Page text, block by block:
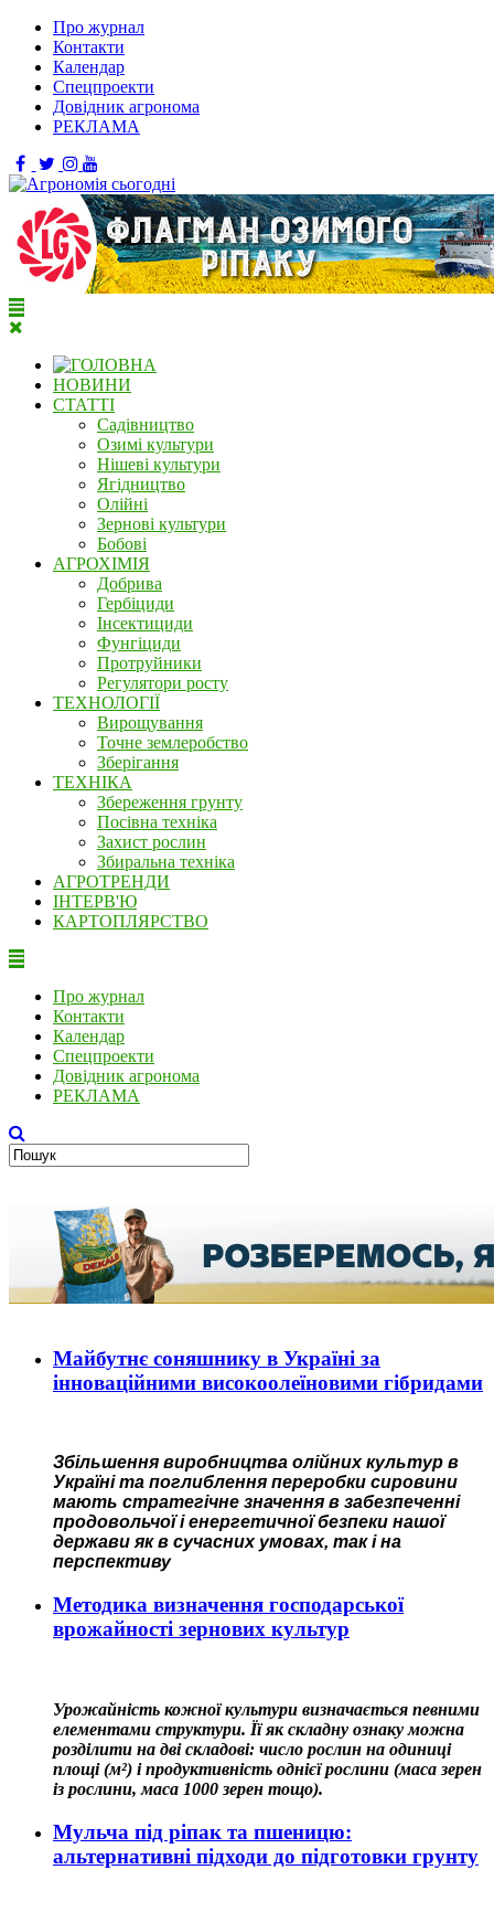
Про журнал
Контакти
Календар
Спецпроекти
Довідник агронома
РЕКЛАМА
НОВИНИ
СТАТТІ
Садівництво
Озимі культури
Нішеві культури
Ягідництво
Олійні
Зернові культури
Бобові
АГРОХІМІЯ
Добрива
Гербіциди
Інсектициди
Фунгіциди
Протруйники
Регулятори росту
ТЕХНОЛОГІЇ
Вирощування
Точне землеробство
Зберігання
ТЕХНІКА
Збереження грунту
Посівна техніка
Захист рослин
Збиральна техніка
АГРОТРЕНДИ
ІНТЕРВ'Ю
КАРТОПЛЯРСТВО
Про журнал
Контакти
Календар
Спецпроекти
Довідник агронома
РЕКЛАМА
Майбутнє соняшнику в Україні за
інноваційними високоолеїновими гібридами
Збільшення виробництва олійних культур в
Україні та поглиблення переробки сировини
мають стратегічне значення в забезпеченні
продовольчої і енергетичної безпеки нашої
держави як в сучасних умовах, так і на
перспективу
Методика визначення господарської
врожайності зернових культур
Урожайність кожної культури визначається певними
елементами структури. Її як складну ознаку можна
розділити на дві складові: число рослин на одиниці
площі (м²) і продуктивність однієї рослини (маса зерен
із рослини, маса 1000 зерен тощо).
Мульча під ріпак та пшеницю:
альтернативні підходи до підготовки грунту